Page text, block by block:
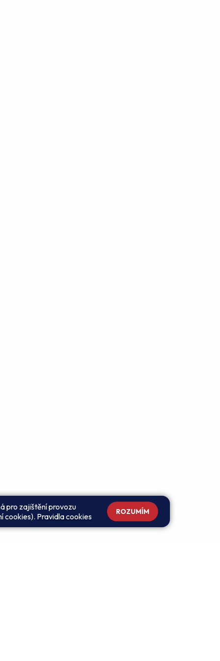
pro zajištění provozu
cookies). Pravidla cookies ROZUMÍM